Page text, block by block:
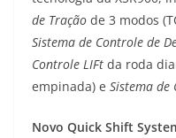
de Tração de 3 modos
Sistema de Controle de
Controle LIFt da roda
empinada) e Sistema de
Novo Quick Shift